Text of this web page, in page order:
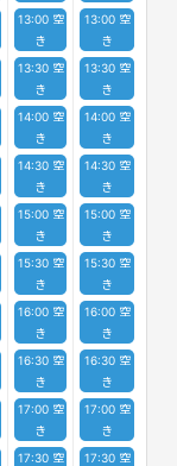
13:00 空
き
13:30 空
き
14:00 空
き
14:30 空
き
15:00 空
き
15:30 空
き
16:00 空
き
16:30 空
き
17:00 空
き
17:30 空
13:00 空
き
13:30 空
き
14:00 空
き
14:30 空
き
15:00 空
き
15:30 空
き
16:00 空
き
16:30 空
き
17:00 空
き
17:30 空